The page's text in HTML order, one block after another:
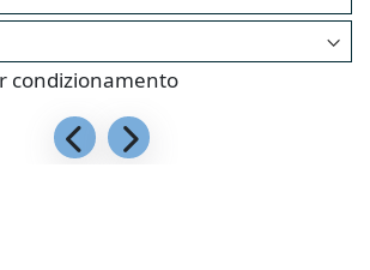
condizionamento